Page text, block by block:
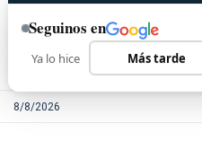
8/8/2026
Seguinos en
Ya lo hice Más tarde